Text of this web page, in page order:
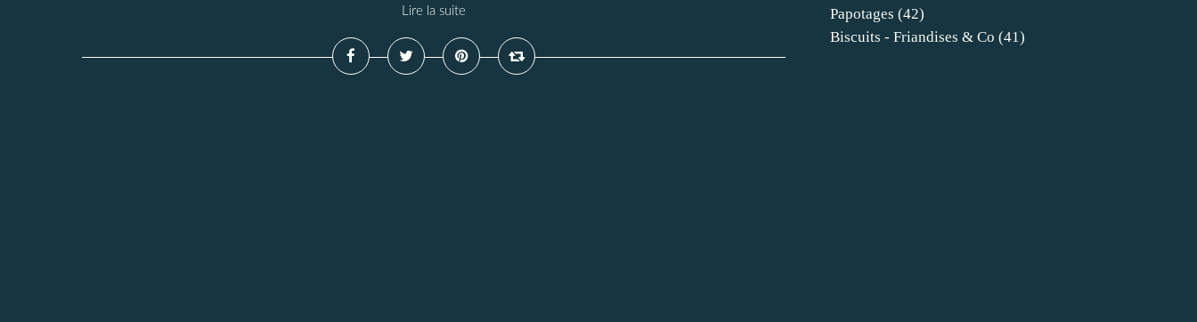
Lire la suite
Papotages (42)
Biscuits - Friandises & Co (41)